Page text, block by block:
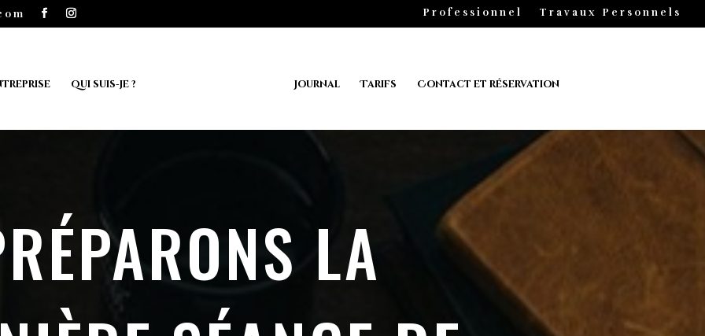
Professionnel Travaux Personnels
Qui suis-je ? Journal Tarifs Contact et réservation
LA